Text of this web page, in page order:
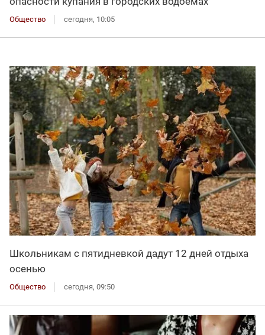
Общество сегодня, 10:05
Школьникам с пятидневкой дадут 12 дней отдыха
осенью
Общество сегодня, 09:50